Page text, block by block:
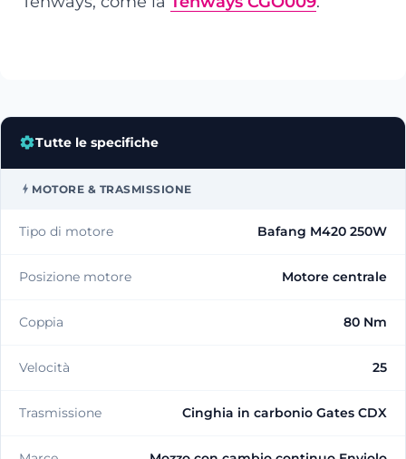
Tutte le specifiche
MOTORE & TRASMISSIONE
Tipo di motore Bafang M420 250W
Posizione motore Motore centrale
Coppia 80 Nm
Velocità 25
Trasmissione Cinghia in carbonio Gates CDX